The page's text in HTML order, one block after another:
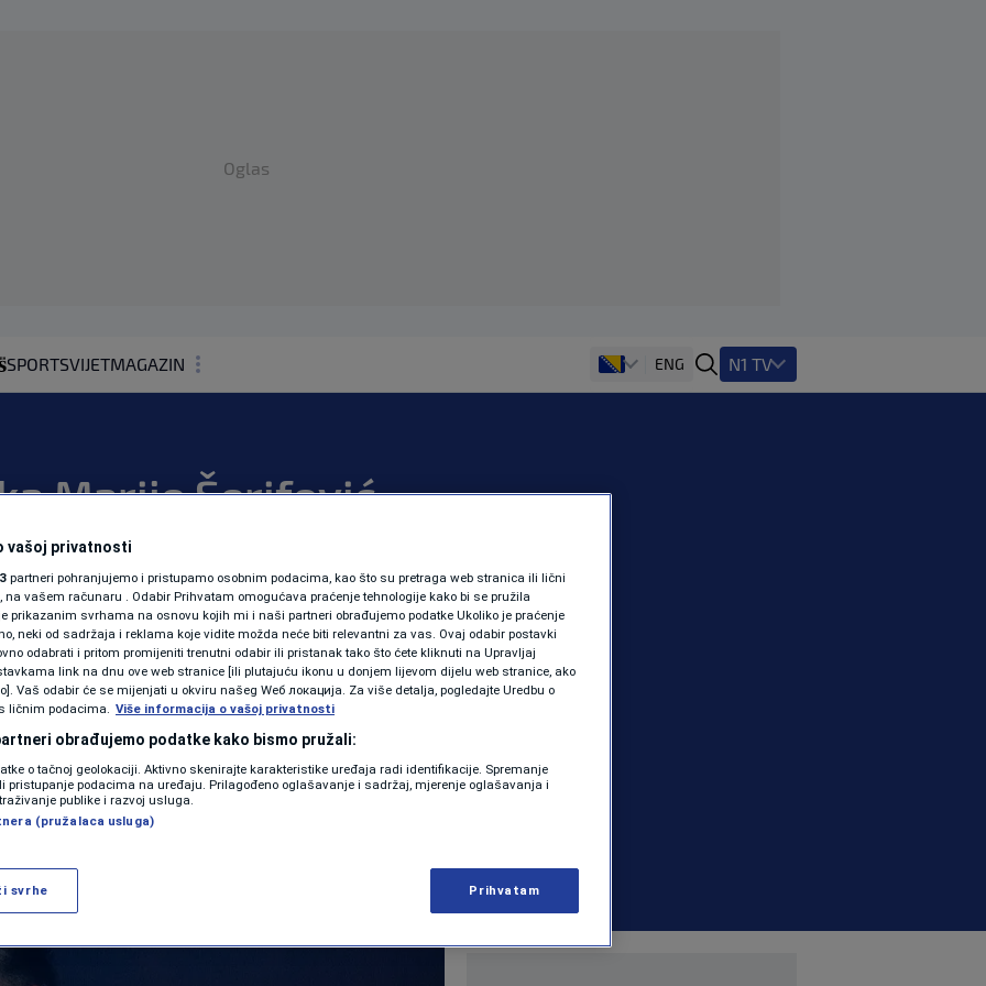
Oglas
SPORTSVIJETMAGAZIN
KOLUMNE
PODCAST
N1 SPECIJAL
FENOMENI
NEISTRAŽENO
VIRALNO
ENG N1 TV
Marije Šerifović:
svim srcem za
u kojoj dobar
stranac!
| SHOWBIZ | 0 komentara
Više
vašoj privatnosti
partneri pohranjujemo i pristupamo osobnim podacima, kao što su pretraga web stranica ili lični
na vašem računaru . Odabir Prihvatam omogućava praćenje tehnologije kako bi se pružila
prikazanim svrhama na osnovu kojih mi i naši partneri obrađujemo podatke Ukoliko je praćenje
neki od sadržaja i reklama koje vidite možda neće biti relevantni za vas. Ovaj odabir postavki
odabrati i pritom promijeniti trenutni odabir ili pristanak tako što ćete kliknuti na Upravljaj
link na dnu ove web stranice [ili plutajuću ikonu u donjem lijevom dijelu web stranice, ako
Vaš odabir će se mijenjati u okviru našeg Wеб локација. Za više detalja, pogledajte Uredbu o
ličnim podacima. Više informacija o vašoj privatnosti
obrađujemo podatke kako bismo pružali:
o tačnoj geolokaciji. Aktivno skenirajte karakteristike uređaja radi identifikacije. Spremanje
pristupanje podacima na uređaju. Prilagođeno oglašavanje i sadržaj, mjerenje oglašavanja i
publike i razvoj usluga.
(pružalaca usluga)
svrhe Prihvatam